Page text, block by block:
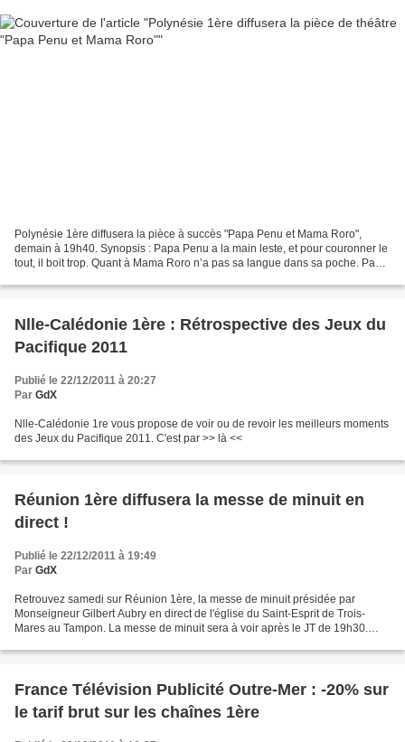
Polynésie 1ère diffusera la pièce à succès "Papa Penu et Mama Roro",
demain à 19h40. Synopsis : Papa Penu a la main leste, et pour couronner le
tout, il boit trop. Quant à Mama Roro n’a pas sa langue dans sa poche. Papa
Nlle-Calédonie 1ère : Rétrospective des Jeux du
Pacifique 2011
Publié le 22/12/2011 à 20:27
Par GdX
Nlle-Calédonie 1re vous propose de voir ou de revoir les meilleurs moments
des Jeux du Pacifique 2011. C'est par >> là <<
Réunion 1ère diffusera la messe de minuit en
direct !
Publié le 22/12/2011 à 19:49
Par GdX
Retrouvez samedi sur Réunion 1ère, la messe de minuit présidée par
Monseigneur Gilbert Aubry en direct de l'église du Saint-Esprit de Trois-
Mares au Tampon. La messe de minuit sera à voir après le JT de 19h30.
France Télévision Publicité Outre-Mer : -20% sur
le tarif brut sur les chaînes 1ère